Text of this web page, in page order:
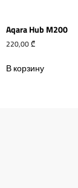
Aqara Hub M200
220,00₾
В корзину